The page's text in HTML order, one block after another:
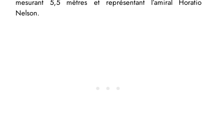
mesurant 5,5 mètres et représentant l’amiral Horatio
Nelson.